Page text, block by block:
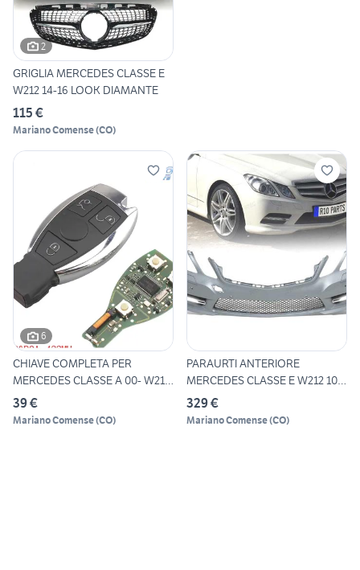
2
GRIGLIA MERCEDES CLASSE E
W212 14-16 LOOK DIAMANTE
115 €
Mariano Comense(CO)
6
CHIAVE COMPLETA PER
MERCEDES CLASSE A 00- W211
W21
39 €
Mariano Comense(CO)
PARAURTI ANTERIORE
MERCEDES CLASSE E W212 10-
13 LO
329 €
Mariano Comense(CO)